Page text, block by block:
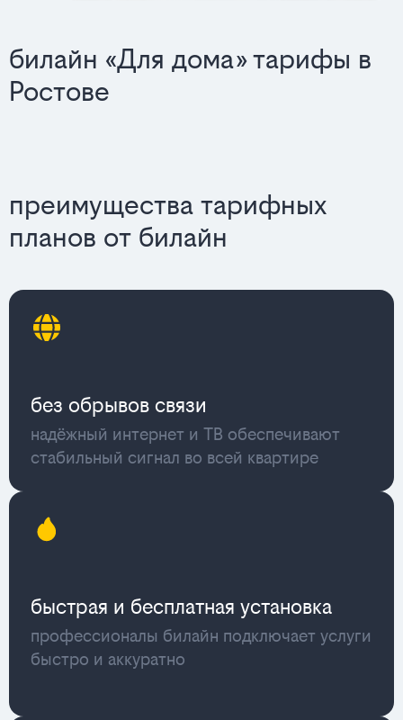
билайн «Для дома» тарифы в
Ростове
преимущества тарифных
планов от билайн
без обрывов связи
надёжный интернет и ТВ обеспечивают
стабильный сигнал во всей квартире
быстрая и бесплатная установка
профессионалы билайн подключает услуги
быстро и аккуратно